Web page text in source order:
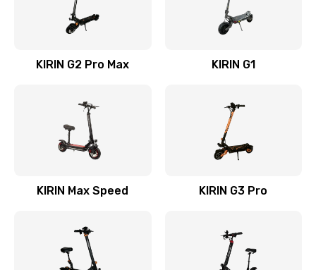
KIRIN G2 Pro Max KIRIN G1
KIRIN Max Speed KIRIN G3 Pro